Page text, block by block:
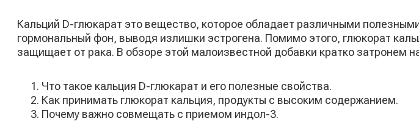
Кальций D-глюкарат это вещество, которое обладает различными
гормональный фон, выводя излишки эстрогена. Помимо этого, глюкорат
защищает от рака. В обзоре этой малоизвестной добавки кратко затронем
Что такое кальция D-глюкарат и его полезные свойства.
Как принимать глюкорат кальция, продукты с высоким содержанием.
Почему важно совмещать с приемом индол-3.